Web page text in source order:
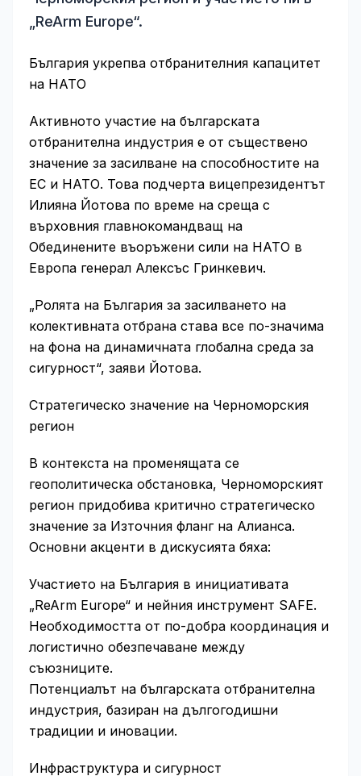
„ReArm Europe“.
България укрепва отбранителния капацитет
на НАТО
Активното участие на българската
отбранителна индустрия е от съществено
значение за засилване на способностите на
ЕС и НАТО. Това подчерта вицепрезидентът
Илияна Йотова по време на среща с
върховния главнокомандващ на
Обединените въоръжени сили на НАТО в
Европа генерал Алексъс Гринкевич.
„Ролята на България за засилването на
колективната отбрана става все по-значима
на фона на динамичната глобална среда за
сигурност“, заяви Йотова.
Стратегическо значение на Черноморския
регион
В контекста на променящата се
геополитическа обстановка, Черноморският
регион придобива критично стратегическо
значение за Източния фланг на Алианса.
Основни акценти в дискусията бяха:
Участието на България в инициативата
„ReArm Europe“ и нейния инструмент SAFE.
Необходимостта от по-добра координация и
логистично обезпечаване между
съюзниците.
Потенциалът на българската отбранителна
индустрия, базиран на дългогодишни
традиции и иновации.
Инфраструктура и сигурност